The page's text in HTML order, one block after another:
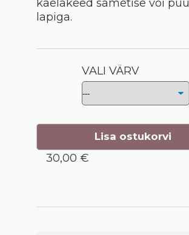
kaelakeed sametise või
lapiga.
VALI VÄRV
Lisa ostukorvi
30,00 €